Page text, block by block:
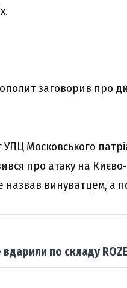
заговорив про
Московського
про атаку на
назвав винуватцем, а
вдарили по складу